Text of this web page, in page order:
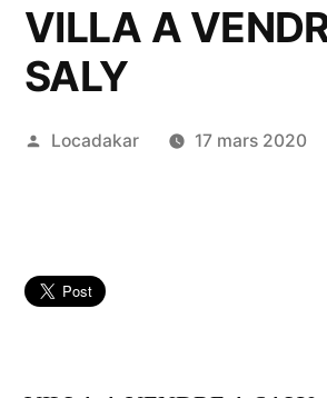
VILLA A
SALY
Publié
Locadakar 17 mars 2020